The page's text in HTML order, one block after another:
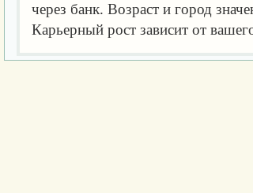
через банк. Возраст и город
Карьерный рост зависит от